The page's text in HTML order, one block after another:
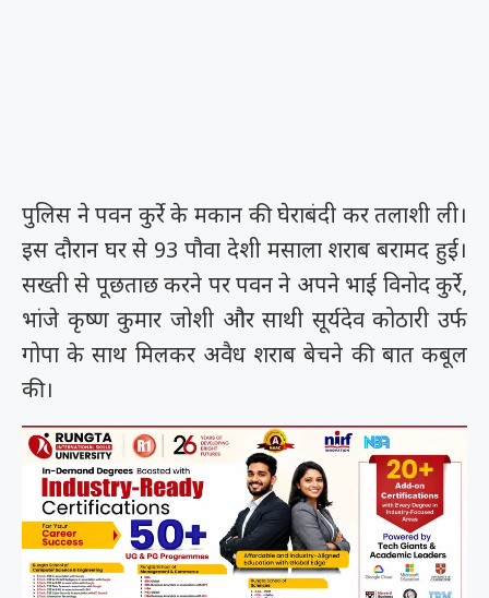
पुलिस ने पवन कुर्रे के मकान की घेराबंदी कर तलाशी ली।
इस दौरान घर से 93 पौवा देशी मसाला शराब बरामद हुई।
सख्ती से पूछताछ करने पर पवन ने अपने भाई विनोद कुर्रे,
भांजे कृष्ण कुमार जोशी और साथी सूर्यदेव कोठारी उर्फ
गोपा के साथ मिलकर अवैध शराब बेचने की बात कबूल
की।